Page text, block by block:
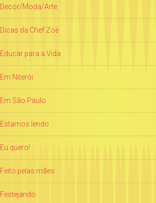
Decor/Moda/Arte
Dicas da Chef Zoë
Educar para a Vida
Em Niterói
Em São Paulo
Estamos lendo
Eu quero!
Feito pelas mães
Festejando